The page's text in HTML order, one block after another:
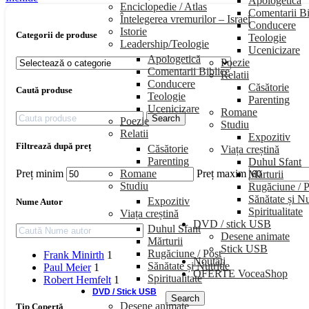
Comentarii
Conducere
Teologie
Ucenicizare
Poezie
Relatii
Căsătorie
Parenting
Romane
Studiu
Expozitiv
Viața creștină
Duhul Sfant
Mărturii
Rugăciune /
Sănătate și
Spiritualitate
DVD / stick USB
Desene animate
Stick USB
Noutăți
OFERTE VoceaShop
Search
Enciclopedie / Atlas
Întelegerea vremurilor – Israel
Istorie
Leadership/Teologie
Apologetică
Comentarii Biblice
Conducere
Teologie
Ucenicizare
Poezie
Relatii
Căsătorie
Parenting
Romane
Studiu
Expozitiv
Viața creștină
Duhul Sfant
Mărturii
Rugăciune / Post
Sănătate și Nutriție
Spiritualitate
DVD / Stick USB
Desene animate
Categorii de produse
Caută produse
Search
Filtrează după preț
Preț minim Preț maxim
Nume Autor
Frank Minirth 1
Paul Meier 1
Robert Hemfelt 1
Tip Copertă